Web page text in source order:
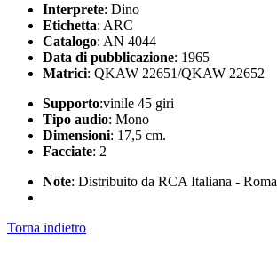
Interprete: Dino
Etichetta: ARC
Catalogo: AN 4044
Data di pubblicazione: 1965
Matrici: QKAW 22651/QKAW 22652
Supporto:vinile 45 giri
Tipo audio: Mono
Dimensioni: 17,5 cm.
Facciate: 2
Note: Distribuito da RCA Italiana - Roma
Torna indietro